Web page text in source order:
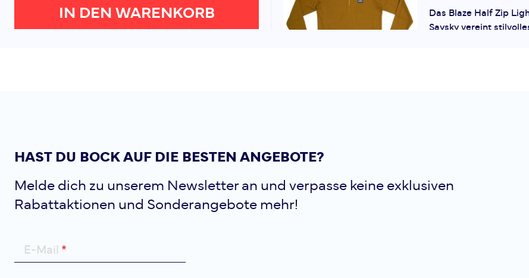
IN DEN WARENKORB
Das Blaze Half Zip
Saysky vereint
Vielseitigkeit des
HAST DU BOCK AUF DIE BESTEN ANGEBOTE?
Melde dich zu unserem Newsletter an und verpasse keine exklusiven
Rabattaktionen und Sonderangebote mehr!
E-Mail